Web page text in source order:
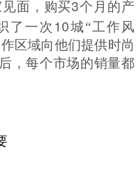
面，购买3个月的产
了一次 10城“工作风
区域向他们提供时尚
，每个市场的销量都